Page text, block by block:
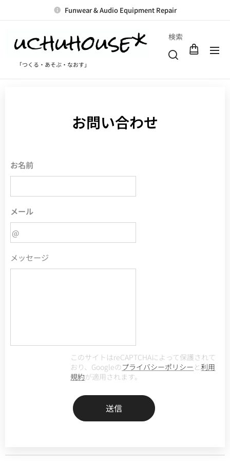
Funwear & Audio Equipment Repair
「つくる・あそぶ・なおす」
検索
お問い合わせ
お名前
メール
メッセージ
このサイトはreCAPTCHAによって保護されて
おり、Googleのプライバシーポリシー と利用
規約が適用されます。
送信